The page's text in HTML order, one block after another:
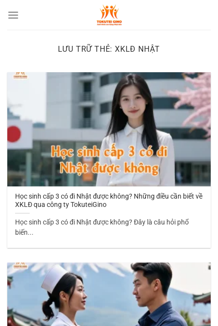
đến
LƯU TRỮ THẺ:XKLĐ NHẬT
Học sinh cấp 3 có đi Nhật được không? Những điều cần biết về
XKLĐ qua công ty TokuteiGino
Học sinh cấp 3 có đi Nhật được không? Đây là câu hỏi phổ
biến...